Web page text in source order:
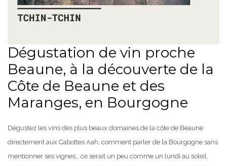
Dégustation de vin proche
Beaune, à la découverte de la
Côte de Beaune et des
Maranges, en Bourgogne
Dégustez les vins des plus beaux domaines de la côte de Beaune
directement aux Cabottes Aah, comment parler de la Bourgogne sans
mentionner ses vignes… ce serait un peu comme un lundi au soleil,